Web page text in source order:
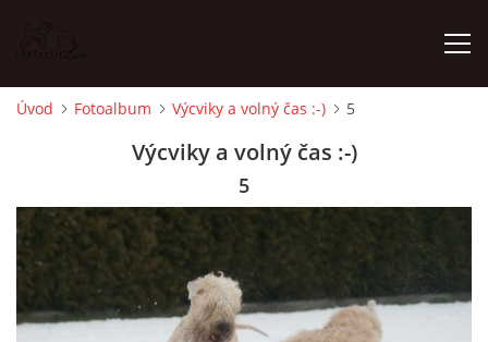
ŠTĚŇATA 2025 WHEATEN
ŠTĚŇATA 2025 WHIPPET
Úvod Fotoalbum Výcviky a volný čas :-) 5
Výcviky a volný čas :-)
5